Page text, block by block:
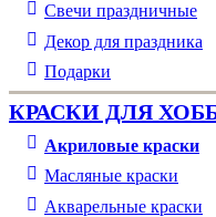
Свечи праздничные
Декор для праздника
Подарки
КРАСКИ ДЛЯ
Акриловые краски
Масляные краски
Акварельные краски